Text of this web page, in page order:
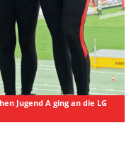
Jugend A ging an die LG